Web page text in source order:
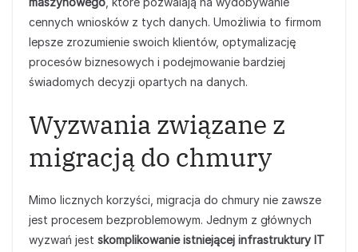
cennych wniosków z tych danych. Umożliwia to firmom
lepsze zrozumienie swoich klientów, optymalizację
procesów biznesowych i podejmowanie bardziej
świadomych decyzji opartych na danych.
Wyzwania związane z
migracją do chmury
Mimo licznych korzyści, migracja do chmury nie zawsze
jest procesem bezproblemowym. Jednym z głównych
wyzwań jest skomplikowanie istniejącej infrastruktury IT